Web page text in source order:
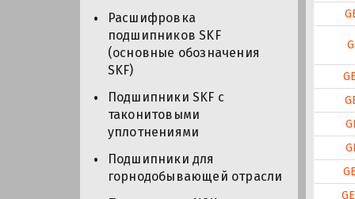
Расшифровка
подшипников SKF
(основные обозначения
SKF)
Подшипники SKF с
таконитовыми
уплотнениями
Подшипники для
горнодобывающей отрасли